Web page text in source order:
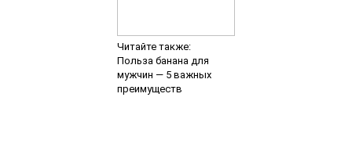
Читайте также:
Польза банана для
мужчин — 5 важных
преимуществ